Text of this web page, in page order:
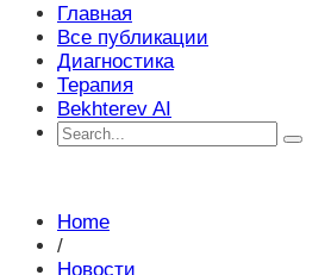
Главная
Все публикации
Диагностика
Терапия
Bekhterev AI
Home
/
Новости